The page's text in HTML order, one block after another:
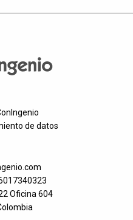
de datos
Oficina 604